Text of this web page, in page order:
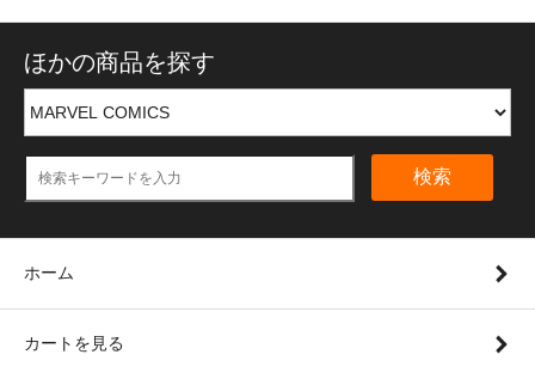
ほかの商品を探す
検索
ホーム
カートを見る